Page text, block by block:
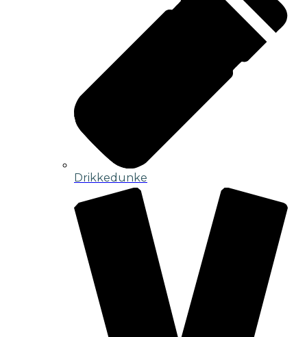
Drikkedunke